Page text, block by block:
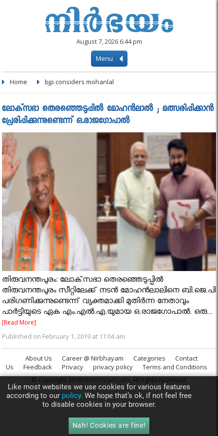
August 7, 2026 6:44 pm
Menu
Home bjp considers mohanlal
ലോക്‌സഭാ തെരഞ്ഞെടുപ്പില്‍ മോഹന്‍ലാൽ ; മത്സരിപ്പിക്കാന്‍
പ്രേരിപ്പിക്കുന്നുണ്ടെന്ന് ഒ.രാജഗോപാല്‍
തിരുവനന്തപുരം: ലോക്‌സഭാ തെരഞ്ഞെടുപ്പില്‍
തിരുവനന്തപുരം സീറ്റിലേക്ക് നടന്‍ മോഹന്‍ലാലിനെ ബി.ജെ.പി
പരിഗണിക്കുന്നുണ്ടെന്ന് വ്യക്തമാക്കി മുതിര്‍ന്ന നേതാവും
പാര്‍ട്ടിയുടെ ഏക എം.എല്‍.എ.യുമായ ഒ.രാജഗോപാല്‍. ഒരു...
[Read More]
Published on February 1, 2019 at 11:04 am
About Us Career @ Nirbhayam Categories
Contact
Us
Feedback Privacy privacy policy
Terms and Conditions
© Copyright 2019 Nirbhayam.com. All rights reserved.
Like most websites we use cookies for various features
according to our policy. We hope that’s ok, if not feel free
to disable cookies in your browser.
Nah! Cookies are fine!